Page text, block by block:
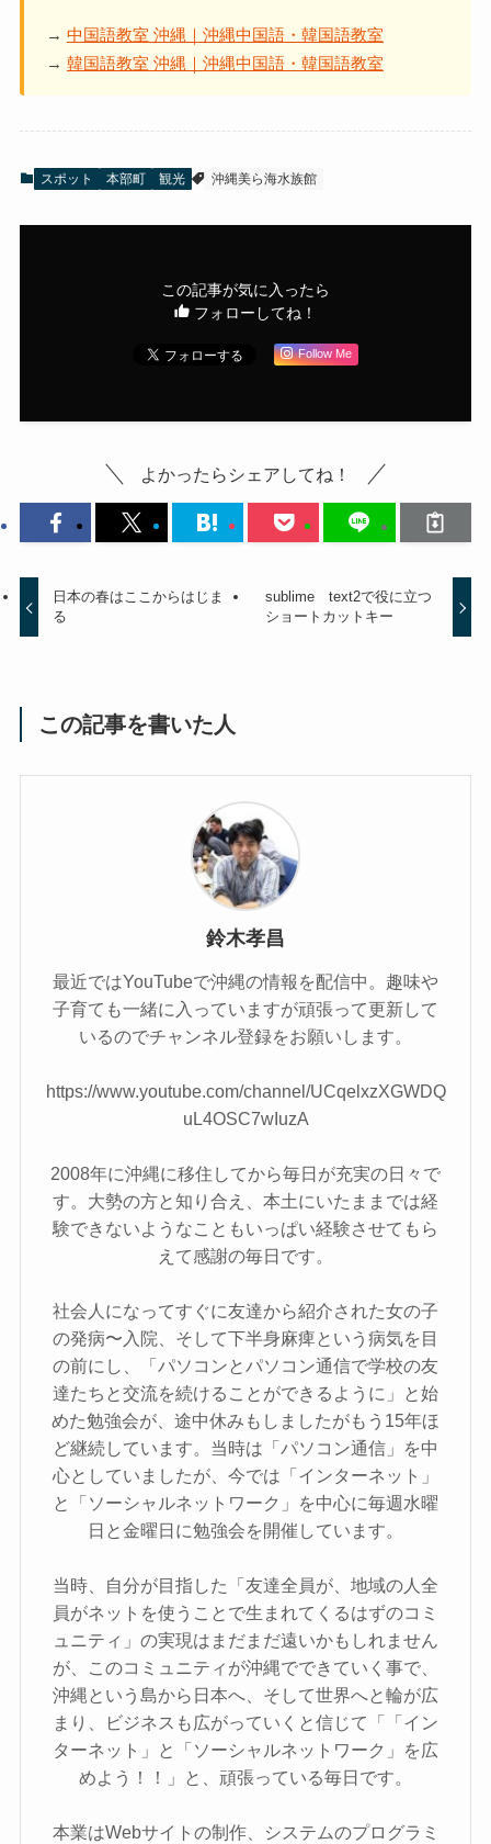
→ 中国語教室 沖縄｜沖縄中国語・韓国語教室
→ 韓国語教室 沖縄｜沖縄中国語・韓国語教室
スポット 本部町 観光 沖縄美ら海水族館
この記事が気に入ったら
フォローしてね！
Follow Me
よかったらシェアしてね！
日本の春はここからはじま
る
sublime text2で役に立つ
ショートカットキー
この記事を書いた人
鈴木孝昌
最近ではYouTubeで沖縄の情報を配信中。趣味や
子育ても一緒に入っていますが頑張って更新して
いるのでチャンネル登録をお願いします。
https://www.youtube.com/channel/UCqelxzXGWDQ
uL4OSC7wIuzA
2008年に沖縄に移住してから毎日が充実の日々で
す。大勢の方と知り合え、本土にいたままでは経
験できないようなこともいっぱい経験させてもら
えて感謝の毎日です。
社会人になってすぐに友達から紹介された女の子
の発病〜入院、そして下半身麻痺という病気を目
の前にし、「パソコンとパソコン通信で学校の友
達たちと交流を続けることができるように」と始
めた勉強会が、途中休みもしましたがもう15年ほ
ど継続しています。当時は「パソコン通信」を中
心としていましたが、今では「インターネット」
と「ソーシャルネットワーク」を中心に毎週水曜
日と金曜日に勉強会を開催しています。
当時、自分が目指した「友達全員が、地域の人全
員がネットを使うことで生まれてくるはずのコミ
ュニティ」の実現はまだまだ遠いかもしれません
が、このコミュニティが沖縄でできていく事で、
沖縄という島から日本へ、そして世界へと輪が広
まり、ビジネスも広がっていくと信じて「「イン
ターネット」と「ソーシャルネットワーク」を広
めよう！！」と、頑張っている毎日です。
本業はWebサイトの制作、システムのプログラミ